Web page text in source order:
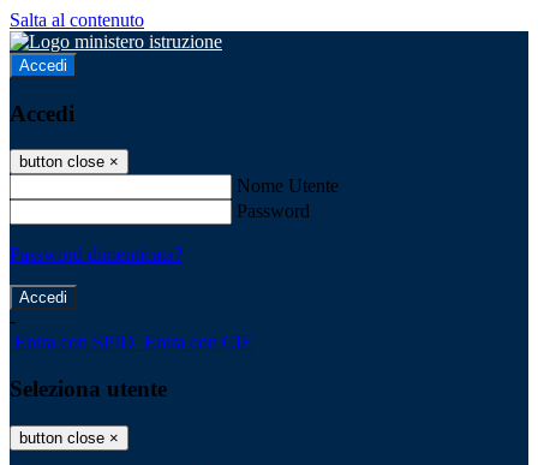
Salta al contenuto
Accedi
Accedi
button close ×
Nome Utente
Password
Password dimenticata?
-
Entra con SPID Entra con CIE
Seleziona utente
button close ×